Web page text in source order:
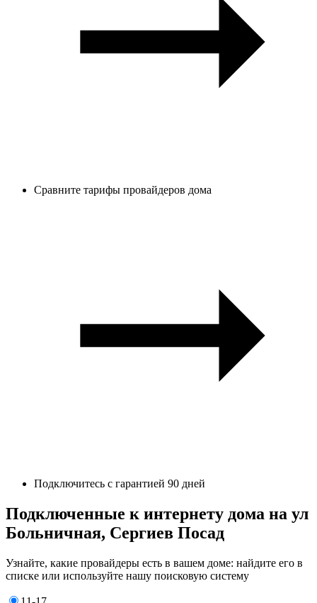
Сравните тарифы провайдеров дома
Подключитесь с гарантией 90 дней
Подключенные к интернету дома на ул
Больничная, Сергиев Посад
Узнайте, какие провайдеры есть в вашем доме: найдите его в
списке или используйте нашу поисковую систему